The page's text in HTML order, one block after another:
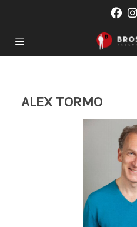
ALEX TORMO